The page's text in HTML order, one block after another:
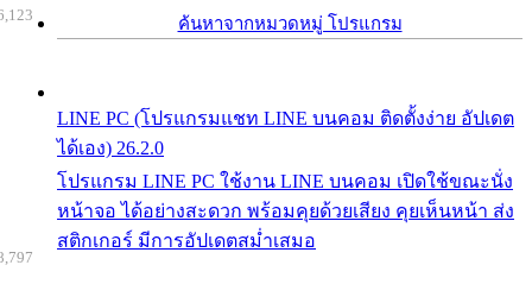
ค้นหาจากหมวดหมู่ โปรแกรม
LINE PC (โปรแกรมแชท LINE บนคอม ติดตั้งง่าย อัปเดต
ได้เอง) 26.2.0
โปรแกรม LINE PC ใช้งาน LINE บนคอม เปิดใช้ขณะนั่ง
หน้าจอ ได้อย่างสะดวก พร้อมคุยด้วยเสียง คุยเห็นหน้า ส่ง
สติกเกอร์ มีการอัปเดตสม่ำเสมอ